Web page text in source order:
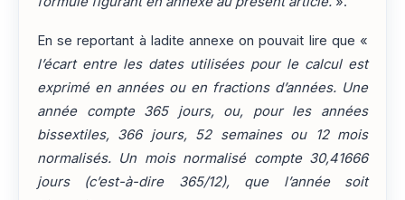
En se reportant à ladite annexe on pouvait lire que «
l’écart entre les dates utilisées pour le calcul est
exprimé en années ou en fractions d’années. Une
année compte 365 jours, ou, pour les années
bissextiles, 366 jours, 52 semaines ou 12 mois
normalisés. Un mois normalisé compte 30,41666
jours (c’est-à-dire 365/12), que l’année soit